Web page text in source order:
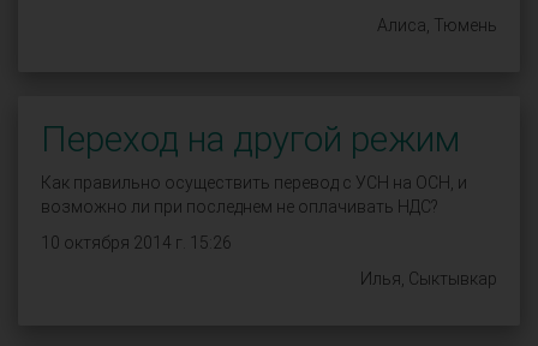
Алиса, Тюмень
Переход на другой режим
Как правильно осуществить перевод с УСН на ОСН, и
возможно ли при последнем не оплачивать НДС?
10 октября 2014 г. 15:26
Илья, Сыктывкар